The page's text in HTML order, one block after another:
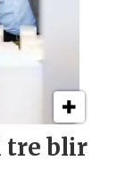
tre blir